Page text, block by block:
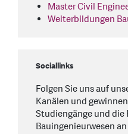
Master Civil
Weiterbildungen
Sociallinks
Folgen Sie uns auf
Kanälen und
Studiengänge und die
Bauingenieurwesen an